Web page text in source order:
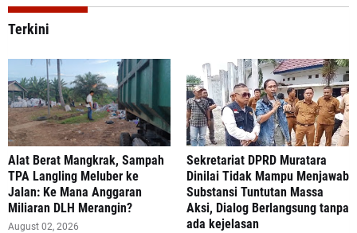
Terkini
Alat Berat Mangkrak, Sampah
TPA Langling Meluber ke
Jalan: Ke Mana Anggaran
Miliaran DLH Merangin?
August 02, 2026
Sekretariat DPRD Muratara
Dinilai Tidak Mampu Menjawab
Substansi Tuntutan Massa
Aksi, Dialog Berlangsung tanpa
ada kejelasan